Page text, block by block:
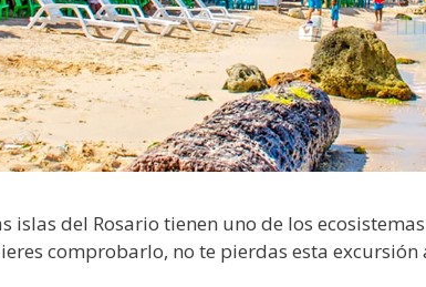
islas del Rosario tienen uno de los
comprobarlo, no te pierdas esta excursión